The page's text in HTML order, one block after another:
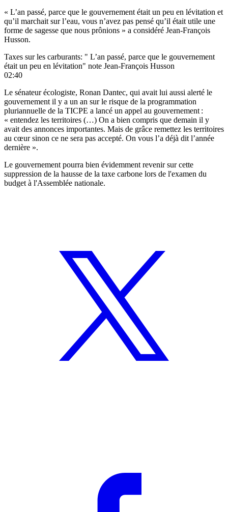
« L’an passé, parce que le gouvernement était un peu en lévitation et
qu’il marchait sur l’eau, vous n’avez pas pensé qu’il était utile une
forme de sagesse que nous prônions » a considéré Jean-François
Husson.
Taxes sur les carburants: " L’an passé, parce que le gouvernement
était un peu en lévitation" note Jean-François Husson
02:40
Le sénateur écologiste, Ronan Dantec, qui avait lui aussi alerté le
gouvernement il y a un an sur le risque de la programmation
pluriannuelle de la TICPE a lancé un appel au gouvernement :
« entendez les territoires (…) On a bien compris que demain il y
avait des annonces importantes. Mais de grâce remettez les territoires
au cœur sinon ce ne sera pas accepté. On vous l’a déjà dit l’année
dernière ».
Le gouvernement pourra bien évidemment revenir sur cette
suppression de la hausse de la taxe carbone lors de l'examen du
budget à l'Assemblée nationale.